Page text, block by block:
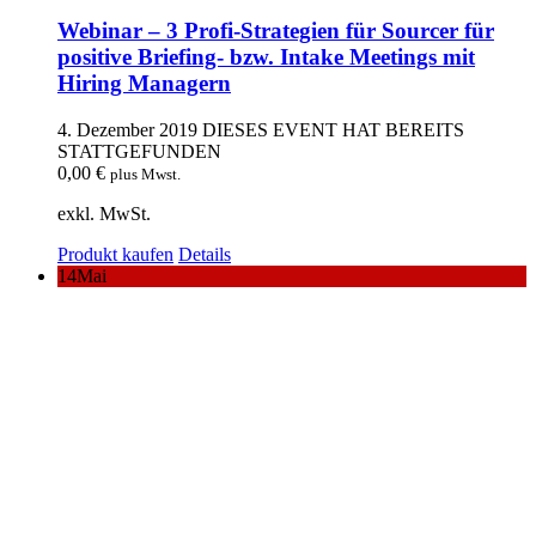
Webinar – 3 Profi-Strategien für Sourcer für
positive Briefing- bzw. Intake Meetings mit
Hiring Managern
4. Dezember 2019 DIESES EVENT HAT BEREITS
STATTGEFUNDEN
0,00 € plus Mwst.
exkl. MwSt.
Produkt kaufen Details
14Mai